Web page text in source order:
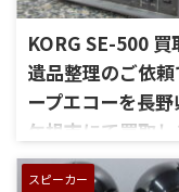
デザインとリモート操
を備えた2chソリッドス
式のコントロールアンプ
右チャンネルの音出し
切替、ボリューム、トー
トロール、MMフォノ入
外観コンディション、リ
KORG SE-500 買
遺品整理のご依
ープエコーを長野
ケ根市にて買取し
た
スピーカー